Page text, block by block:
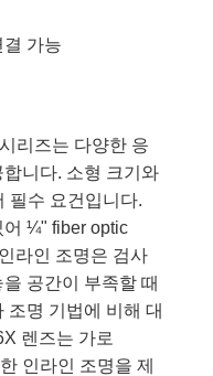
가능
리즈는 다양한 응
니다. 소형 크기와
필수 요건입니다.
어 ¼" fiber optic
라인 조명은 검사
공간이 부족할 때
조명 기법에 비해 대
렌즈는 가로
인라인 조명을 제